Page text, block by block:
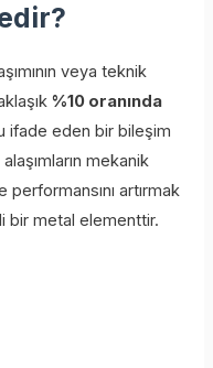
veya teknik
%10 oranında
ifade eden bir bileşim
mekanik
artırmak
bir metal elementtir.